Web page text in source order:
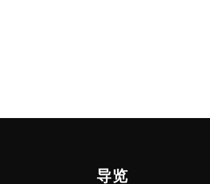
导览